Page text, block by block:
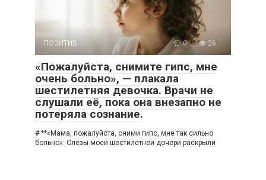
ПОЗИТИВ 0 26
«Пожалуйста, снимите гипс, мне
очень больно», — плакала
шестилетняя девочка. Врачи не
слушали её, пока она внезапно не
потеряла сознание.
# **«Мама, пожалуйста, сними гипс, мне так сильно
больно»: Слёзы моей шестилетней дочери раскрыли